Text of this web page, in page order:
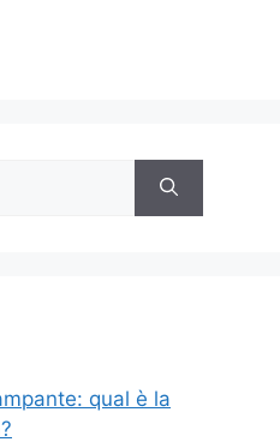
qual è la